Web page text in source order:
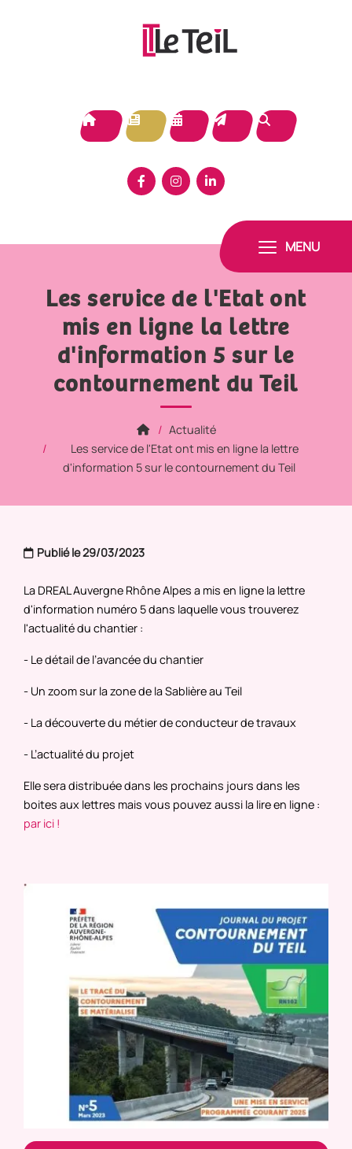
MENU
Les service de l'Etat ont
mis en ligne la lettre
d'information 5 sur le
contournement du Teil
Actualité
Les service de l'Etat ont mis en ligne la lettre
d'information 5 sur le contournement du Teil
Publié le 29/03/2023
La DREAL Auvergne Rhône Alpes a mis en ligne la lettre
d'information numéro 5 dans laquelle vous trouverez
l'actualité du chantier :
- Le détail de l’avancée du chantier
- Un zoom sur la zone de la Sablière au Teil
- La découverte du métier de conducteur de travaux
- L’actualité du projet
Elle sera distribuée dans les prochains jours dans les
boites aux lettres mais vous pouvez aussi la lire en ligne :
par ici !